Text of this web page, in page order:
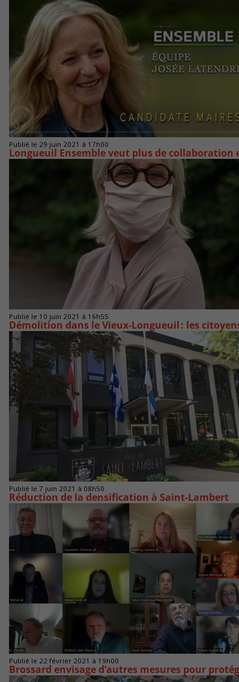
Publié le 29 juin 2021 à 17h00
Longueuil Ensemble veut plus de collaboration
Publié le 10 juin 2021 à 16h55
Démolition dans le Vieux-Longueuil : les
Publié le 7 juin 2021 à 08h50
Réduction de la densification à Saint-Lambert
Publié le 22 février 2021 à 19h00
Brossard envisage d’autres mesures pour